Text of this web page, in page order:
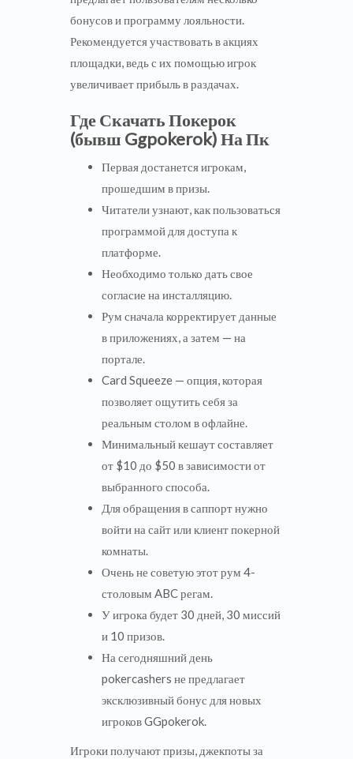
бонусов и программу лояльности.
Рекомендуется участвовать в акциях
площадки, ведь с их помощью игрок
увеличивает прибыль в раздачах.
Где Скачать Покерок
(бывш Ggpokerok) На Пк
Первая достанется игрокам,
прошедшим в призы.
Читатели узнают, как пользоваться
программой для доступа к
платформе.
Необходимо только дать свое
согласие на инсталляцию.
Рум сначала корректирует данные
в приложениях, а затем — на
портале.
Card Squeeze — опция, которая
позволяет ощутить себя за
реальным столом в офлайне.
Минимальный кешаут составляет
от $10 до $50 в зависимости от
выбранного способа.
Для обращения в саппорт нужно
войти на сайт или клиент покерной
комнаты.
Очень не советую этот рум 4-
столовым ABC регам.
У игрока будет 30 дней, 30 миссий
и 10 призов.
На сегодняшний день
pokercashers не предлагает
эксклюзивный бонус для новых
игроков GGpokerok.
Игроки получают призы, джекпоты за